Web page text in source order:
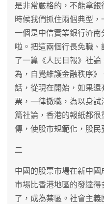
是非常嚴格的，不能拿
時候我們抓住兩個典型，
一個是中信實業銀行濟
啦。把這兩個行長免職
了一篇《人民日報》社
為，自覺維護金融秩序
話，從現在開始，如果
票，一律撤職，為以身
篇社論，香港的報紙都
傳，使股市規範化，股民
二
中國的股票市場在新中
市場比香港地區的發達
了，成為禁區。社會主